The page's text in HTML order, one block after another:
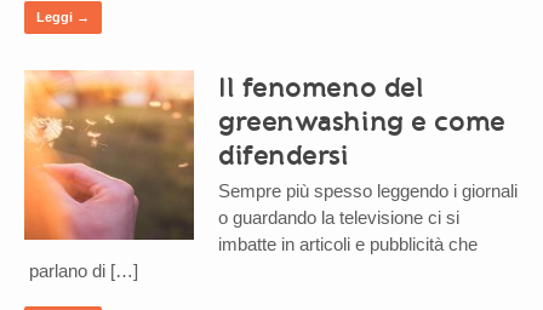
Leggi →
Il fenomeno del
greenwashing e come
difendersi
Sempre più spesso leggendo i giornali
o guardando la televisione ci si
imbatte in articoli e pubblicità che
parlano di […]